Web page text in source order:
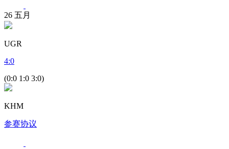
26 五月
UGR
4:0
(0:0 1:0 3:0)
KHM
参赛协议